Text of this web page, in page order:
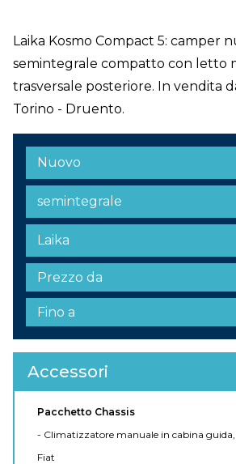
Laika Kosmo Compact 5: camper
semintegrale compatto con letto
trasversale posteriore. In vendita
Torino - Druento.
Accessori
Pacchetto Chassis
- Climatizzatore manuale in cabina
Fiat